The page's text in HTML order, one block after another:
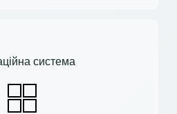
система